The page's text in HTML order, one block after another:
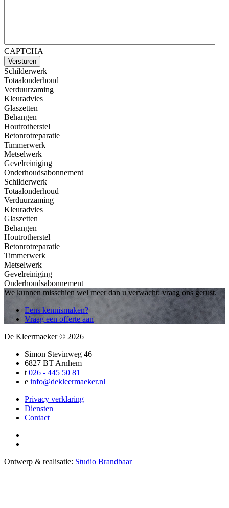
CAPTCHA
Versturen
Schilderwerk
Totaalonderhoud
Verduurzaming
Kleuradvies
Glaszetten
Behangen
Houtrotherstel
Betonrotreparatie
Timmerwerk
Metselwerk
Gevelreiniging
Onderhoudsabonnement
Schilderwerk
Totaalonderhoud
Verduurzaming
Kleuradvies
Glaszetten
Behangen
Houtrotherstel
Betonrotreparatie
Timmerwerk
Metselwerk
Gevelreiniging
Onderhoudsabonnement
We kunnen misschien wel meer dan u verwacht: vraag ons gerust.
Eens kennismaken?
Vraag een offerte aan
De Kleermaeker © 2026
Simon Stevinweg 46
6827 BT Arnhem
t 026 - 445 50 81
e info@dekleermaeker.nl
Privacy verklaring
Diensten
Contact
Ontwerp & realisatie: Studio Brandbaar